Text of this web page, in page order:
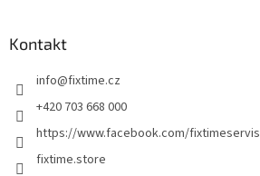
Kontakt
info@fixtime.cz
+420 703 668 000
https://www.facebook.com/fixtimeservis
fixtime.store